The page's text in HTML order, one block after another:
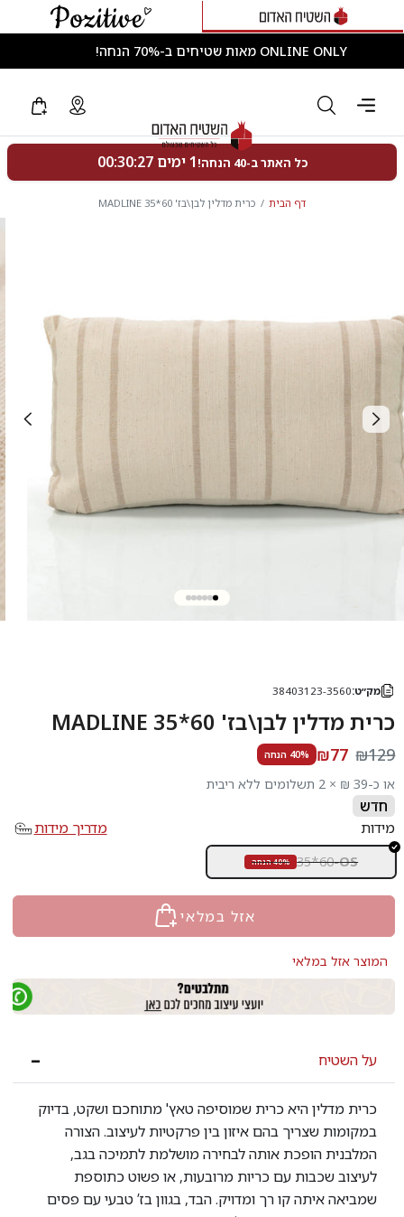
ONLINE ONLY מאות שטיחים ב-70% הנחה!
דף הבית כרית מדלין לבן\בז' 60*35 MADLINE
מק״ט:38403123-3560
כרית מדלין לבן\בז' 60*35 MADLINE
₪129
₪77 40% הנחה
או כ-39 ₪ × 2 תשלומים ללא ריבית
חדש
מידות
מדריך מידות
OS
-
35*60 40% הנחה
אזל במלאי
המוצר אזל במלאי
על השטיח
כרית מדלין היא כרית שמוסיפה טאץ' מתוחכם ושקט, בדיוק
במקומות שצריך בהם איזון בין פרקטיות לעיצוב. הצורה
המלבנית הופכת אותה לבחירה מושלמת לתמיכה בגב,
לעיצוב שכבות עם כריות מרובעות, או פשוט כתוספת
שמביאה איתה קו רך ומדויק. הבד, בגוון בז’ טבעי עם פסים